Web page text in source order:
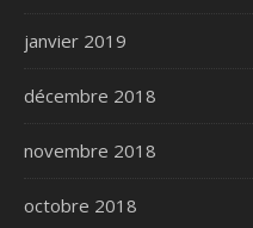
janvier 2019
décembre 2018
novembre 2018
octobre 2018